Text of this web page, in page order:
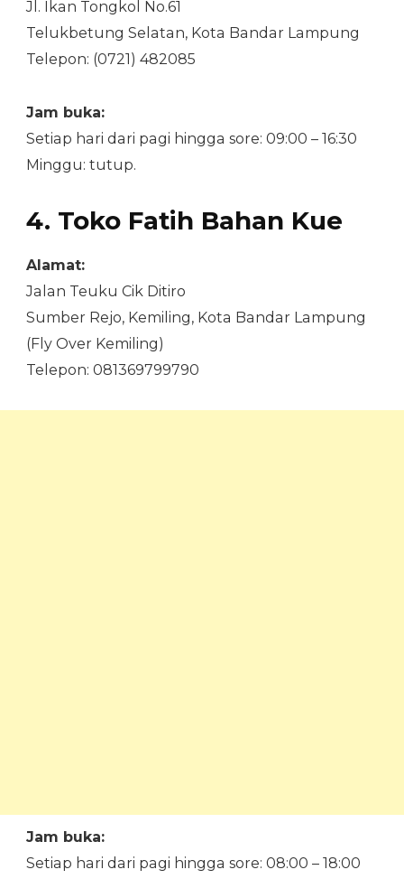
Jl. Ikan Tongkol No.61
Telukbetung Selatan, Kota Bandar Lampung
Telepon: (0721) 482085
Jam buka:
Setiap hari dari pagi hingga sore: 09:00 – 16:30
Minggu: tutup.
4. Toko Fatih Bahan Kue
Alamat:
Jalan Teuku Cik Ditiro
Sumber Rejo, Kemiling, Kota Bandar Lampung
(Fly Over Kemiling)
Telepon: 081369799790
Jam buka:
Setiap hari dari pagi hingga sore: 08:00 – 18:00